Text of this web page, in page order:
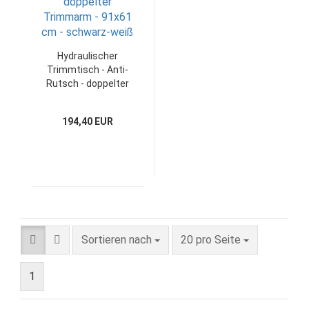
Hydraulischer
Trimmtisch - Anti-
Rutsch - doppelter
194,40 EUR
Sortieren nach
Sortieren nach 20 pro Seite
pro Seite
1